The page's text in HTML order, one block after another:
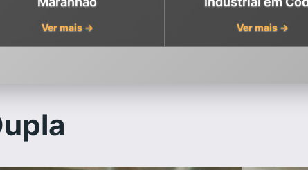
Ver mais → Ver mais →